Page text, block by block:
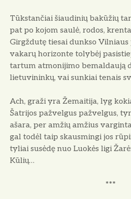
Tūkstančiai šiaudinių bakūžių
pat po kojom saulė, rodos,
Girgždutę tiesai dunkso
vakarų horizonte tolybėj
tartum atmonijimo bemaldaują
lietuvininkų, vai sunkiai tenais
Ach, graži yra Žemaitija, lyg
Šatrijos pažvelgus pažvelgus,
ašara, per amžių am­žius
gal to­dėl taip skausmingi jos
tyliai susėdę nuo Luokės ligi
Kūlių…
***